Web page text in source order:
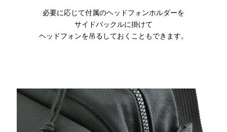
必要に応じて付属のヘッドフォンホルダーを
サイドバックルに掛けて
ヘッドフォンを吊るしておくこともできます。